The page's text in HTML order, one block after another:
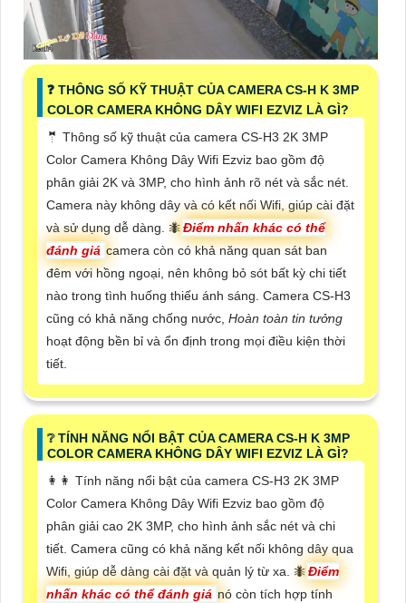
❓ THÔNG SỐ KỸ THUẬT CỦA CAMERA CS-H K 3MP
COLOR CAMERA KHÔNG DÂY WIFI EZVIZ LÀ GÌ?
🤵 Thông số kỹ thuật của camera CS-H3 2K 3MP
Color Camera Không Dây Wifi Ezviz bao gồm độ
phân giải 2K và 3MP, cho hình ảnh rõ nét và sắc nét.
Camera này không dây và có kết nối Wifi, giúp cài đặt
và sử dụng dễ dàng. 🐜Điểm nhấn khác có thể
đánh giá camera còn có khả năng quan sát ban
đêm với hồng ngoại, nên không bỏ sót bất kỳ chi tiết
nào trong tình huống thiếu ánh sáng. Camera CS-H3
cũng có khả năng chống nước, Hoàn toàn tin tưởng
hoạt động bền bỉ và ổn định trong mọi điều kiện thời
tiết.
❔ TÍNH NĂNG NỔI BẬT CỦA CAMERA CS-H K 3MP
COLOR CAMERA KHÔNG DÂY WIFI EZVIZ LÀ GÌ?
️👩‍👩 Tính năng nổi bật của camera CS-H3 2K 3MP
Color Camera Không Dây Wifi Ezviz bao gồm độ
phân giải cao 2K 3MP, cho hình ảnh sắc nét và chi
tiết. Camera cũng có khả năng kết nối không dây qua
Wifi, giúp dễ dàng cài đặt và quản lý từ xa. 🐜Điểm
nhấn khác có thể đánh giá nó còn tích hợp tính